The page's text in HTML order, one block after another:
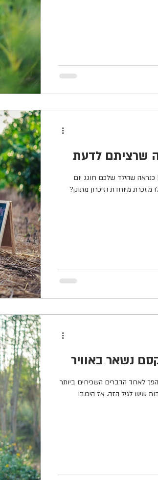
שרציתם לדעת
שהילד שלכם חוגג יום
לו מזכרת מיוחדת וזיכרון מתוק?
נשאר באוויר
לאחד הדברים השכיחים ביותר
שיש לגיל הזה. אז היכנבו